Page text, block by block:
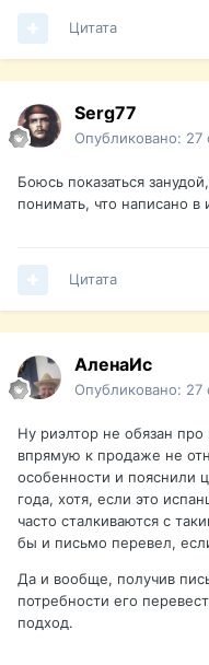
Цитата
Serg77
Опубликовано: 27
Боюсь показаться
понимать, что написано в
Цитата
АленаИс
Опубликовано: 27
Ну риэлтор не обязан
впрямую к продаже не
особенности и пояснили
года, хотя, если это
часто сталкиваются с
бы и письмо перевел,
Да и вообще, получив
потребности его
подход.